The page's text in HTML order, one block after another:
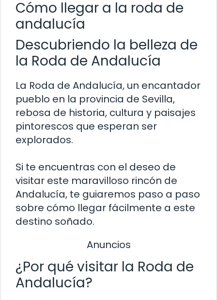
Cómo llegar a la roda de
andalucía
Descubriendo la belleza de
la Roda de Andalucía
La Roda de Andalucía, un encantador
pueblo en la provincia de Sevilla,
rebosa de historia, cultura y paisajes
pintorescos que esperan ser
explorados.
Si te encuentras con el deseo de
visitar este maravilloso rincón de
Andalucía, te guiaremos paso a paso
sobre cómo llegar fácilmente a este
destino soñado.
Anuncios
¿Por qué visitar la Roda de
Andalucía?